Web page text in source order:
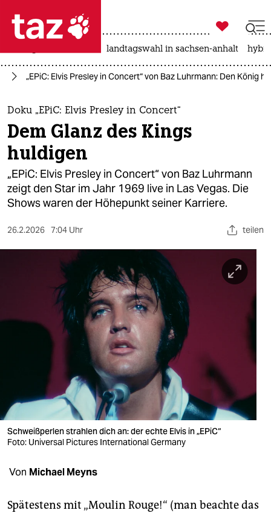
 taz zahl ich
taz zahl ich
themen
politik
öko
gesellschaft
sport
wahrheit
veranstaltungen
shop
fragen & hilfe
unterstützen
abo

taz zahl ich
landtagswahl in sachsen-anhalt
„EPiC: Elvis Presley in Concert“ von Baz Luhrmann: Den König
Doku „EPiC: Elvis Presley in Concert“
Dem Glanz des Kings
huldigen
„EPiC: Elvis Presley in Concert“ von Baz Luhrmann
zeigt den Star im Jahr 1969 live in Las Vegas. Die
Shows waren der Höhepunkt seiner Karriere.
26.2.2026 7:04 Uhr teilen
Schweißperlen strahlen dich an: der echte Elvis in „EPiC“
Foto: Universal Pictures International Germany
Von Michael Meyns
Spätestens mit „Moulin Rouge!“ (man beachte das